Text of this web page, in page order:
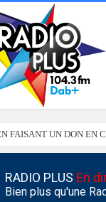
FAISANT UN DON EN
RADIO PLUS En
Bien plus qu'une